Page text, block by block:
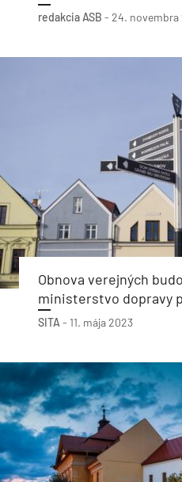
redakcia ASB - 24. novembra
Obnova verejných
ministerstvo dopravy
SITA - 11. mája 2023